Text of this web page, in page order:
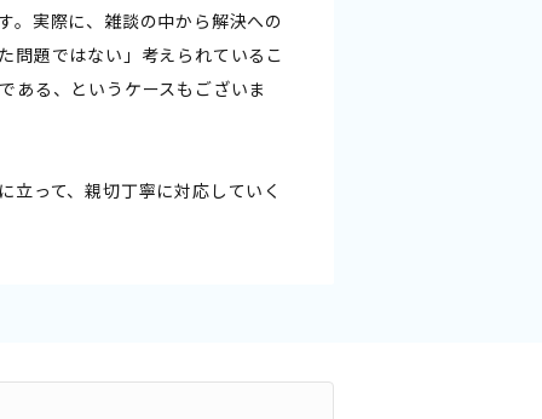
。実際に、雑談の中から解決への
問題ではない」考えられているこ
ある、というケースもございま
って、親切丁寧に対応していく